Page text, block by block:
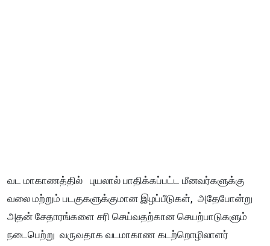
வட மாகாணத்தில் புயலால் பாதிக்கப்பட்ட மீனவர்களுக்கு
வலை மற்றும் படகுகளுக்குமான இழப்பீடுகள், அதேபோன்று
அதன் சேதாரங்களை சரி செய்வதற்கான செயற்பாடுகளும்
நடைபெற்று வருவதாக வடமாகாண கடற்றொழிலாளர்